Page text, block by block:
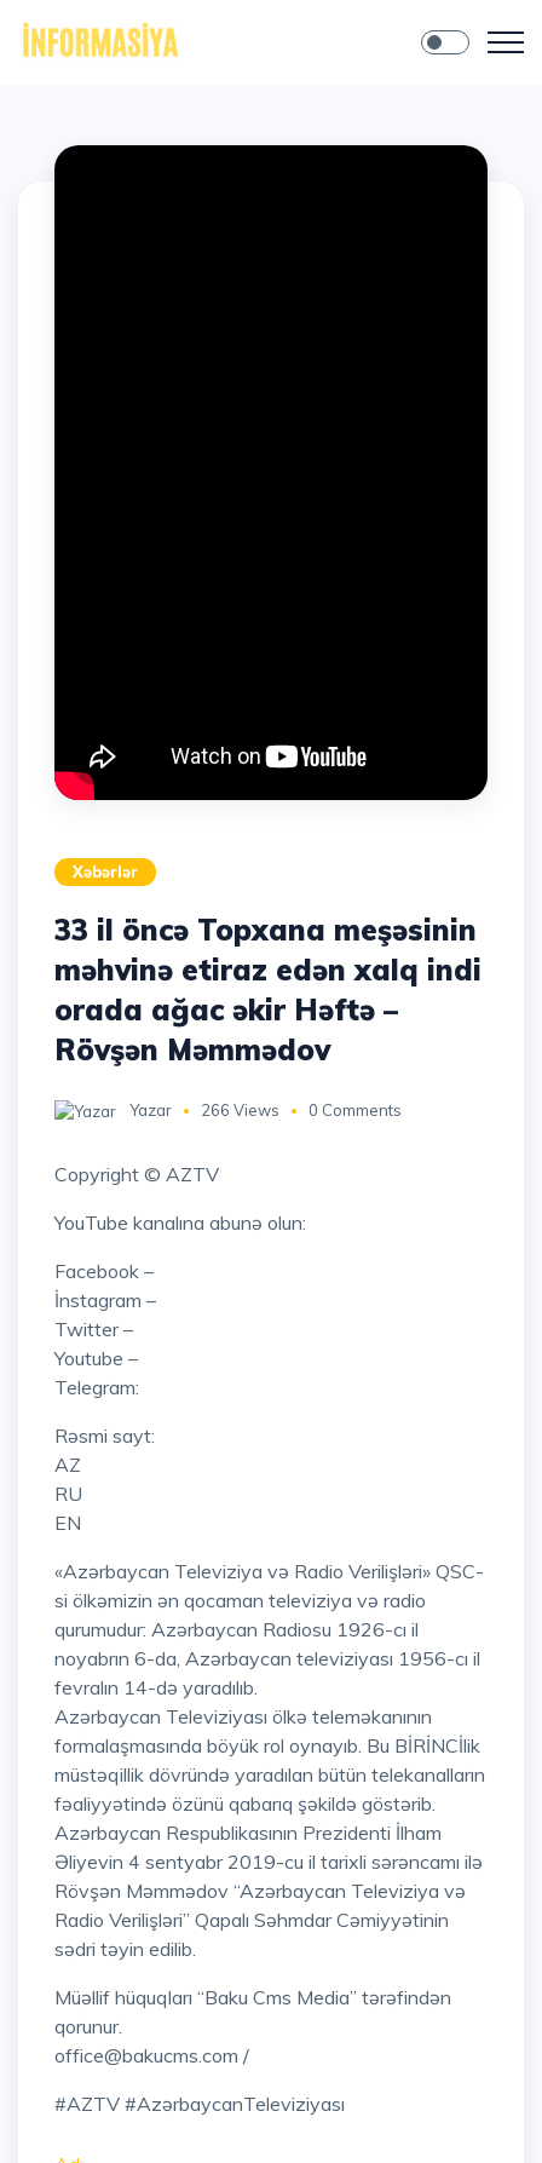
Xəbərlər
33 il öncə Topxana meşəsinin
məhvinə etiraz edən xalq indi
orada ağac əkir Həftə –
Rövşən Məmmədov
Yazar 266 Views 0 Comments
Copyright © AZTV
YouTube kanalına abunə olun:
Facebook –
İnstagram –
Twitter –
Youtube –
Telegram:
Rəsmi sayt:
AZ
RU
EN
«Azərbaycan Televiziya və Radio Verilişləri» QSC-
si ölkəmizin ən qocaman televiziya və radio
qurumudur: Azərbaycan Radiosu 1926-cı il
noyabrın 6-da, Azərbaycan televiziyası 1956-cı il
fevralın 14-də yaradılıb.
Azərbaycan Televiziyası ölkə teleməkanının
formalaşmasında böyük rol oynayıb. Bu BİRİNCİlik
müstəqillik dövründə yaradılan bütün telekanalların
fəaliyyətində özünü qabarıq şəkildə göstərib.
Azərbaycan Respublikasının Prezidenti İlham
Əliyevin 4 sentyabr 2019-cu il tarixli sərəncamı ilə
Rövşən Məmmədov “Azərbaycan Televiziya və
Radio Verilişləri” Qapalı Səhmdar Cəmiyyətinin
sədri təyin edilib.
Müəllif hüquqları “Baku Cms Media” tərəfindən
qorunur.
office@bakucms.com /
#AZTV #AzərbaycanTeleviziyası